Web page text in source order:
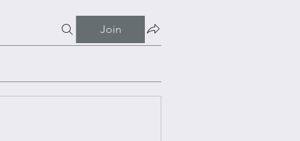
Join